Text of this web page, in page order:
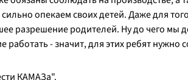
опекаем своих детей. Даже для
разрешение родителей. Ну до чего мы
- значит, для этих ребят нужно
КАМАЗа".